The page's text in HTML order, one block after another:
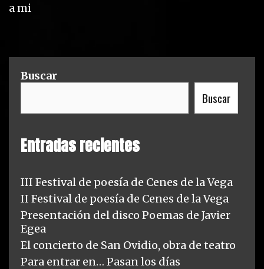
(
a
c
ó
n
d
D
a
t
o
r
i
s
a
a mi
Buscar
Buscar
Entradas recientes
III Festival de poesía de Cenes de la Vega
II Festival de poesía de Cenes de la Vega
Presentación del disco Poemas de Javier
Egea
El concierto de San Ovidio, obra de teatro
Para entrar en… Pasan los días